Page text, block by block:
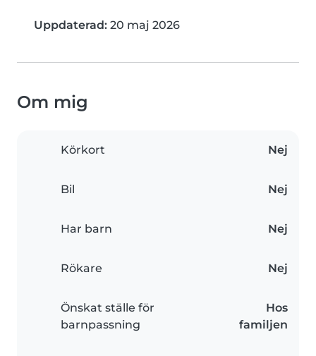
Uppdaterad: 20 maj 2026
Om mig
Körkort Nej
Bil Nej
Har barn Nej
Rökare Nej
Önskat ställe för
barnpassning
Hos
familjen